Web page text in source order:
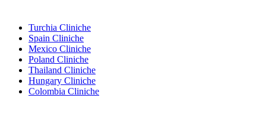
Turchia Cliniche
Spain Cliniche
Mexico Cliniche
Poland Cliniche
Thailand Cliniche
Hungary Cliniche
Colombia Cliniche